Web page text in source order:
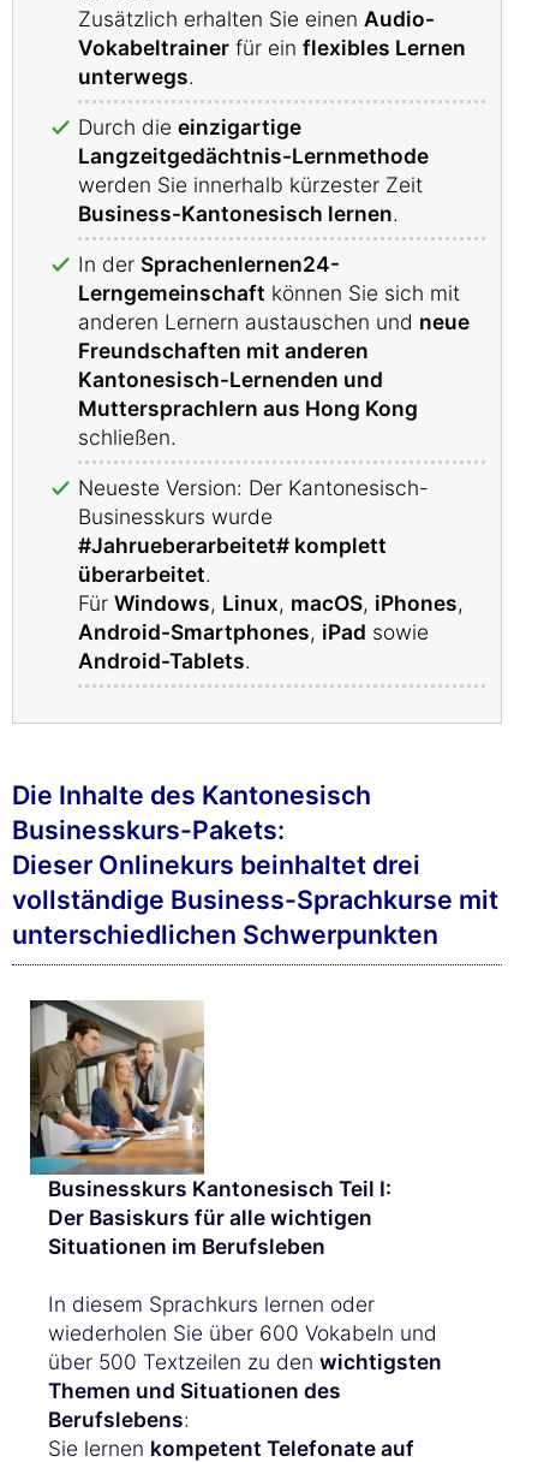
Zusätzlich erhalten Sie einen Audio-
Vokabeltrainer für ein flexibles Lernen
unterwegs.
Durch die einzigartige
Langzeitgedächtnis-Lernmethode
werden Sie innerhalb kürzester Zeit
Business-Kantonesisch lernen.
In der Sprachenlernen24-
Lerngemeinschaft können Sie sich mit
anderen Lernern austauschen und neue
Freundschaften mit anderen
Kantonesisch-Lernenden und
Muttersprachlern aus Hong Kong
schließen.
Neueste Version: Der Kantonesisch-
Businesskurs wurde
#Jahrueberarbeitet# komplett
überarbeitet.
Für Windows, Linux, macOS, iPhones,
Android-Smartphones, iPad sowie
Android-Tablets.
Die Inhalte des Kantonesisch
Businesskurs-Pakets:
Dieser Onlinekurs beinhaltet drei
vollständige Business-Sprachkurse mit
unterschiedlichen Schwerpunkten
Businesskurs Kantonesisch Teil I:
Der Basiskurs für alle wichtigen
Situationen im Berufsleben
In diesem Sprachkurs lernen oder
wiederholen Sie über 600 Vokabeln und
über 500 Textzeilen zu den wichtigsten
Themen und Situationen des
Berufslebens:
Sie lernen kompetent Telefonate auf